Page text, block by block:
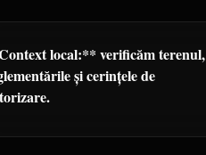
local:** verificăm terenul,
și cerințele de